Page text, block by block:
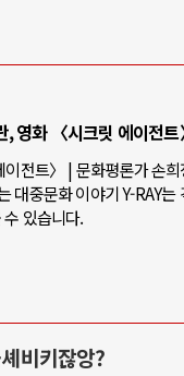
영화 〈시크릿 에이전트
전트〉 | 문화평론가 손
대중문화 이야기 Y-RAY는
있습니다.
비키잖앙?